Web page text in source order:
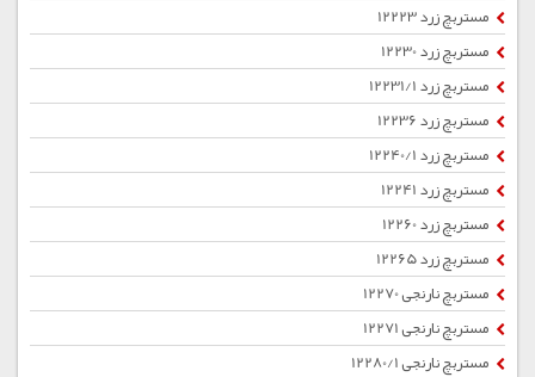
مستربچ زرد 12223
مستربچ زرد 12230
مستربچ زرد 12231/1
مستربچ زرد 12236
مستربچ زرد 12240/1
مستربچ زرد 12241
مستربچ زرد 12260
مستربچ زرد 12265
مستربچ نارنجی 12270
مستربچ نارنجی 12271
مستربچ نارنجی 12280/1